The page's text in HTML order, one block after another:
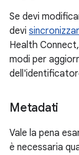
Se devi
devi
Health
modi per
Metadati
Vale la pena
è necessaria